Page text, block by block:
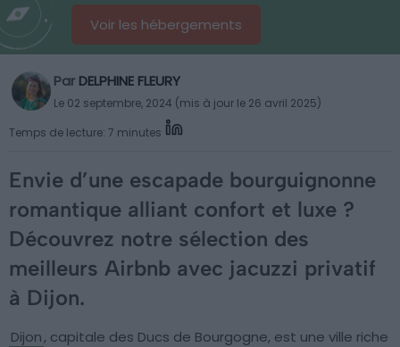
Voir les hébergements
Par DELPHINE FLEURY
Le 02 septembre, 2024 (mis à jour le 26 avril 2025)
Temps de lecture: 7 minutes
Envie d’une escapade bourguignonne
romantique alliant confort et luxe ?
Découvrez notre sélection des
meilleurs Airbnb avec jacuzzi privatif
à Dijon.
Dijon, capitale des Ducs de Bourgogne, est une ville riche